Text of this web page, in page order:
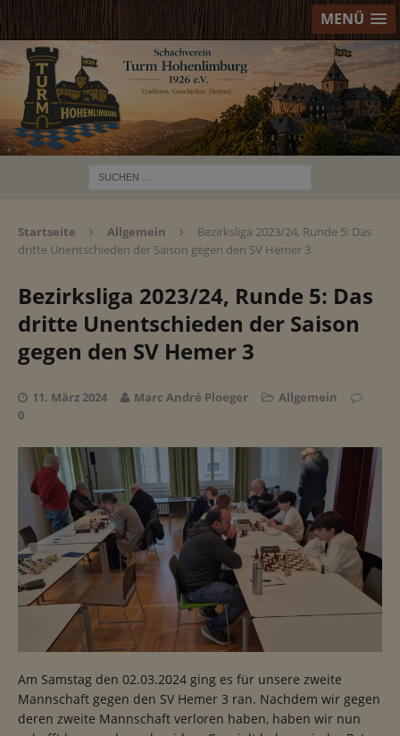
MENÜ
Startseite Allgemein
Bezirksliga 2023/24, Runde 5: Das
dritte Unentschieden der Saison gegen den SV Hemer 3
Bezirksliga 2023/24, Runde 5: Das
dritte Unentschieden der Saison
gegen den SV Hemer 3
11. März 2024 Marc André Ploeger
Allgemein
0
Am Samstag den 02.03.2024 ging es für unsere zweite
Mannschaft gegen den SV Hemer 3 ran. Nachdem wir gegen
deren zweite Mannschaft verloren haben, haben wir nun